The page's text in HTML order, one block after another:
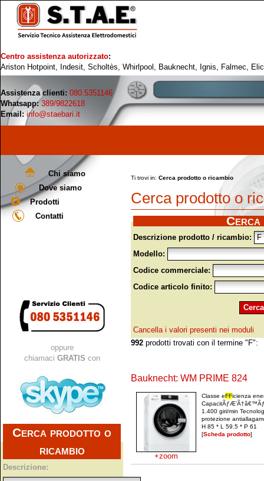
Centro assistenza autorizzato:
Ariston Hotpoint, Indesit, Scholtès, Whirlpool, Bauknecht, Ignis, Falmec,
Assistenza clienti: 080.5351146
Whatsapp: 389/9822618
Email: info@staebari.it
Chi siamo
Dove siamo
Prodotti
Contatti
oppure
chiamaci GRATIS con
Cerca prodotto o
ricambio
Descrizione:
Ti trovi in: Cerca prodotto o ricambio
Cerca prodotto o
Descrizione prodotto / ricambio:
Modello:
Codice commerciale:
Codice articolo finito:
Cancella i valori presenti nei moduli
992 prodotti trovati con il termine "F":
Bauknecht: WM PRIME 824
+zoom
Classe eFFicienza
1.400 giri/min
protezione
H 85 * L 59.5 * P 61
[Scheda prodotto]